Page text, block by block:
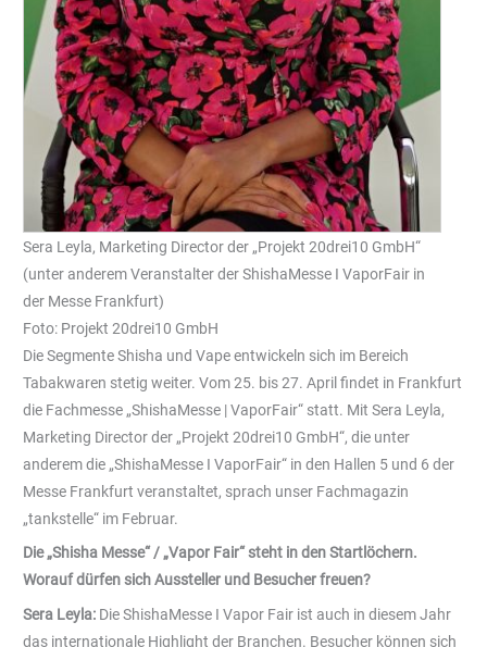
Sera Leyla, Marketing Director der „Projekt 20drei10 GmbH“
(unter anderem Veranstalter der ShishaMesse I VaporFair in
der Messe Frankfurt)
Foto: Projekt 20drei10 GmbH
Die Segmente Shisha und Vape entwickeln sich im Bereich
Tabakwaren stetig weiter. Vom 25. bis 27. April findet in Frankfurt
die Fachmesse „ShishaMesse | VaporFair“ statt. Mit Sera Leyla,
Marketing Director der „Projekt 20drei10 GmbH“, die unter
anderem die „ShishaMesse I VaporFair“ in den Hallen 5 und 6 der
Messe Frankfurt veranstaltet, sprach unser Fachmagazin
„tankstelle“ im Februar.
Die „Shisha Messe“ / „Vapor Fair“ steht in den Startlöchern.
Worauf dürfen sich Aussteller und Besucher freuen?
Sera Leyla: Die ShishaMesse I Vapor Fair ist auch in diesem Jahr
das internationale Highlight der Branchen. Besucher können sich